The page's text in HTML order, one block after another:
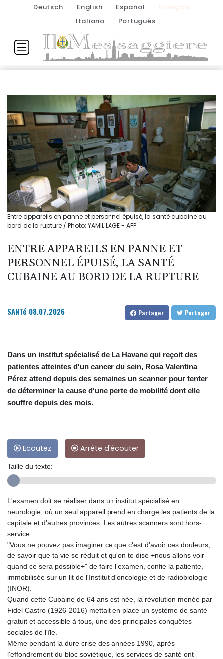
Deutsch English Español
Français
Italiano
Português
Entre appareils en panne et personnel épuisé, la santé cubaine au
bord de la rupture / Photo: YAMIL LAGE - AFP
ENTRE APPAREILS EN PANNE ET
PERSONNEL ÉPUISÉ, LA SANTÉ
CUBAINE AU BORD DE LA RUPTURE
SANTé 08.07.2026 Partager Partager
Dans un institut spécialisé de La Havane qui reçoit des
patientes atteintes d'un cancer du sein, Rosa Valentina
Pérez attend depuis des semaines un scanner pour tenter
de déterminer la cause d'une perte de mobilité dont elle
souffre depuis des mois.
Ecoutez Arrête d'écouter
Taille du texte:
L'examen doit se réaliser dans un institut spécialisé en
neurologie, où un seul appareil prend en charge les patients de la
capitale et d'autres provinces. Les autres scanners sont hors-
service.
"Vous ne pouvez pas imaginer ce que c'est d'avoir ces douleurs,
de savoir que ta vie se réduit et qu'on te dise +nous allons voir
quand ce sera possible+" de faire l'examen, confie la patiente,
immobilisée sur un lit de l'Institut d'oncologie et de radiobiologie
(INOR).
Quand cette Cubaine de 64 ans est née, la révolution menée par
Fidel Castro (1926-2016) mettait en place un système de santé
gratuit et accessible à tous, une des principales conquêtes
sociales de l'île.
Même pendant la dure crise des années 1990, après
l'effondrement du bloc soviétique, les services de santé ont